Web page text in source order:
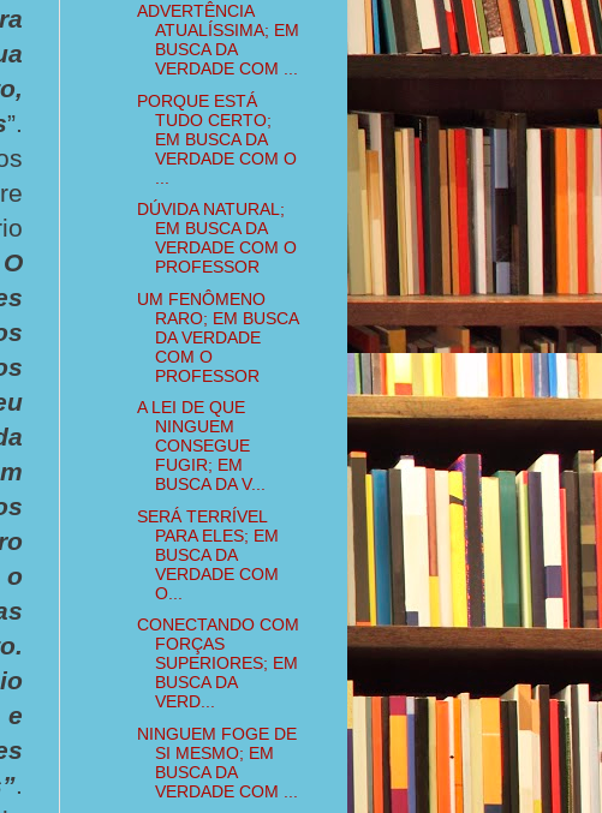
”.
o
e
.
ADVERTÊNCIA
ATUALÍSSIMA; EM
BUSCA DA
VERDADE COM ...
PORQUE ESTÁ
TUDO CERTO;
EM BUSCA DA
VERDADE COM O
DÚVIDA NATURAL;
EM BUSCA DA
VERDADE COM O
PROFESSOR
UM FENÔMENO
RARO; EM BUSCA
DA VERDADE
COM O
PROFESSOR
A LEI DE QUE
NINGUEM
CONSEGUE
FUGIR; EM
BUSCA DA V...
SERÁ TERRÍVEL
PARA ELES; EM
BUSCA DA
VERDADE COM
O...
CONECTANDO COM
FORÇAS
SUPERIORES; EM
BUSCA DA
VERD...
NINGUEM FOGE DE
SI MESMO; EM
BUSCA DA
VERDADE COM ...